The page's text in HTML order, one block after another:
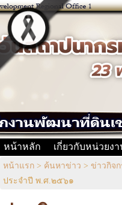
หน้าหลัก เกี่ยวกับหน่วยง
หน้าแรก > ค้นหาข่าว > ข่าวกิจก
ประจำปี พ.ศ.๒๕๖๑